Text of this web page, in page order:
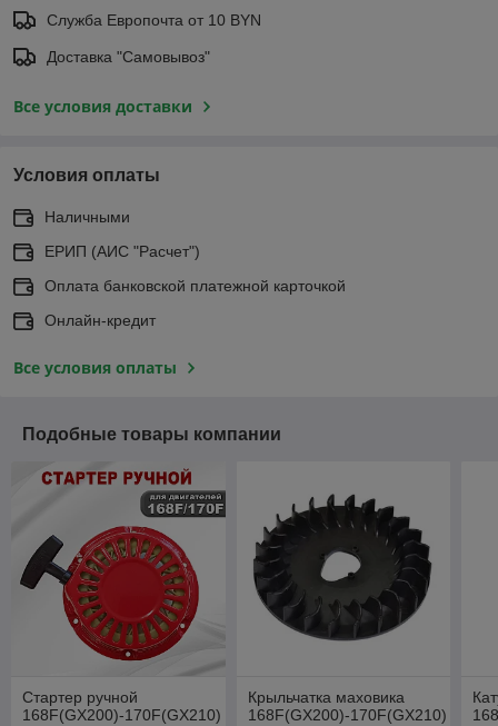
Служба Европочта от 10 BYN
Доставка "Самовывоз"
Все условия доставки
Условия оплаты
Наличными
ЕРИП (АИС "Расчет")
Оплата банковской платежной карточкой
Онлайн-кредит
Все условия оплаты
Подобные товары компании
Стартер ручной
168F(GX200)-170F(GX210)
Крыльчатка маховика
168F(GX200)-170F(GX210)